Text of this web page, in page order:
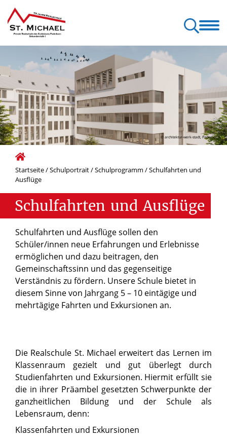
© architektur-werk-stadt, Paderborn
Startseite/Schulportrait/Schulprogramm /Schulfahrten und
Ausflüge
Schulfahrten und Ausflüge
Schulfahrten und Ausflüge sollen den
Schüler/innen neue Erfahrungen und Erlebnisse
ermöglichen und dazu beitragen, den
Gemeinschaftssinn und das gegenseitige
Verständnis zu fördern. Unsere Schule bietet in
diesem Sinne von Jahrgang 5 – 10 eintägige und
mehrtägige Fahrten und Exkursionen an.
Die Realschule St. Michael erweitert das Lernen im
Klassenraum gezielt und gut überlegt durch
Studienfahrten und Exkursionen. Hiermit erfüllt sie
die in ihrer Präambel gesetzten Schwerpunkte der
ganzheitlichen Bildung und der Schule als
Lebensraum, denn:
Klassenfahrten und Exkursionen